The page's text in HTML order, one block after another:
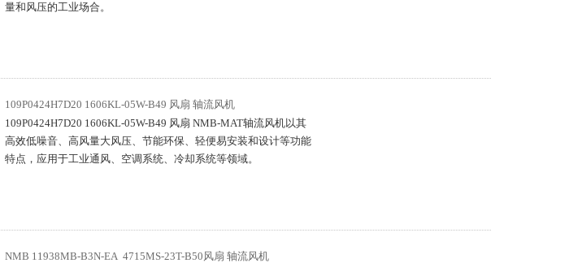
量和风压的工业场合。
109P0424H7D20 1606KL-05W-B49 风扇 轴流风机
109P0424H7D20 1606KL-05W-B49 风扇 NMB-MAT轴流风机以其
高效低噪音、高风量大风压、节能环保、轻便易安装和设计等功能
特点，应用于工业通风、空调系统、冷却系统等领域。
NMB 11938MB-B3N-EA 4715MS-23T-B50风扇 轴流风机